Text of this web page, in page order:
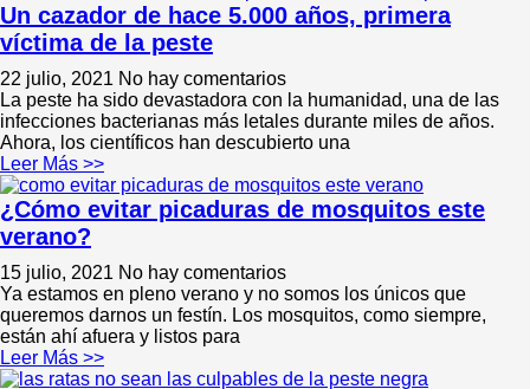
Un cazador de hace 5.000 años, primera
víctima de la peste
22 julio, 2021 No hay comentarios
La peste ha sido devastadora con la humanidad, una de las
infecciones bacterianas más letales durante miles de años.
Ahora, los científicos han descubierto una
Leer Más >>
¿Cómo evitar picaduras de mosquitos este
verano?
15 julio, 2021 No hay comentarios
Ya estamos en pleno verano y no somos los únicos que
queremos darnos un festín. Los mosquitos, como siempre,
están ahí afuera y listos para
Leer Más >>